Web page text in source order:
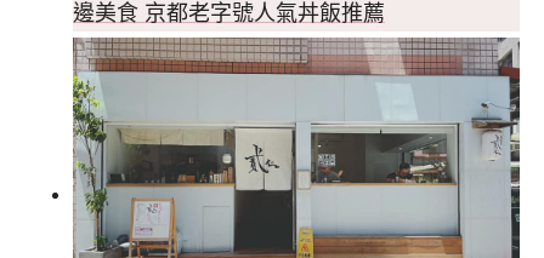
邊美食 京都老字號人氣丼飯推薦